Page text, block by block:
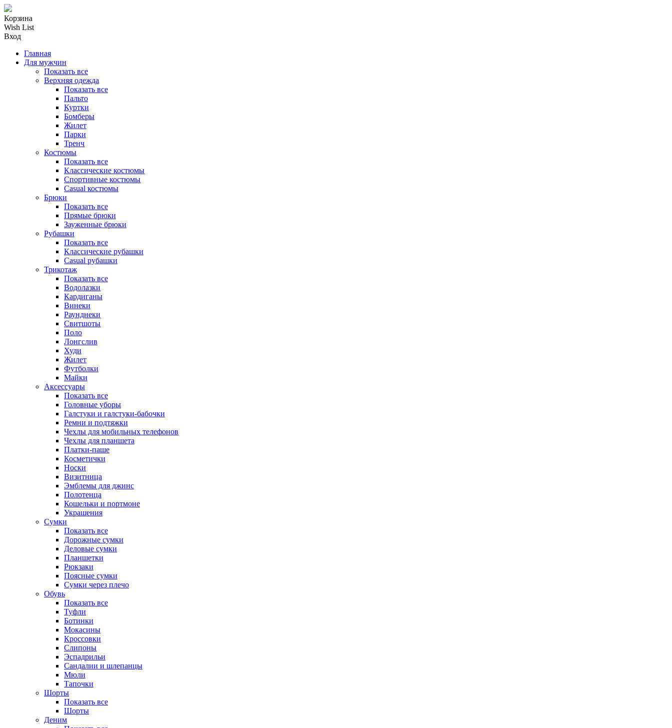
Корзина
Wish List
Вход
Главная
Для мужчин
Показать все
Верхняя одежда
Показать все
Пальто
Куртки
Бомберы
Жилет
Парки
Тренч
Костюмы
Показать все
Классические костюмы
Спортивные костюмы
Casual костюмы
Брюки
Показать все
Прямые брюки
Зауженные брюки
Рубашки
Показать все
Классические рубашки
Casual рубашки
Трикотаж
Показать все
Водолазки
Кардиганы
Винеки
Раунднеки
Свитшоты
Поло
Лонгслив
Худи
Жилет
Футболки
Майки
Аксессуары
Показать все
Головные уборы
Галстуки и галстуки-бабочки
Ремни и подтяжки
Чехлы для мобильных телефонов
Чехлы для планшета
Платки-паше
Косметички
Носки
Визитница
Эмблемы для джинс
Полотенца
Кошельки и портмоне
Украшения
Сумки
Показать все
Дорожные сумки
Деловые сумки
Планшетки
Рюкзаки
Поясные сумки
Сумки через плечо
Обувь
Показать все
Туфли
Ботинки
Мокасины
Кроссовки
Слипоны
Эспадрильи
Сандалии и шлепанцы
Мюли
Тапочки
Шорты
Показать все
Шорты
Деним